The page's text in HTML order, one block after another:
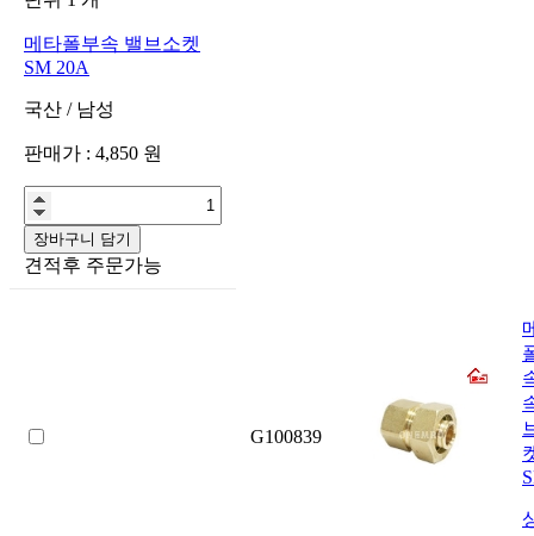
메타폴부속 밸브소켓
SM 20A
국산 / 남성
판매가 : 4,850 원
장바구니 담기
견적후 주문가능
G100839